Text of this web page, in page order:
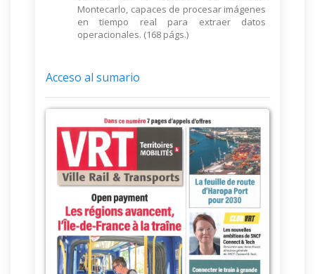
Montecarlo, capaces de procesar imágenes
en tiempo real para extraer datos
operacionales. (168 págs.)
Acceso al sumario